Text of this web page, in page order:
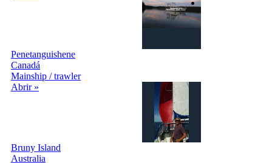
Penetanguishene
Canadá
Mainship / trawler
Abrir »
Bruny Island
Australia